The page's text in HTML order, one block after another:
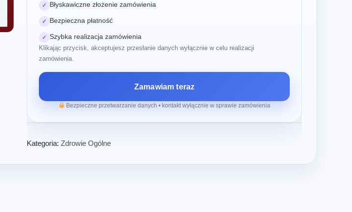
✓ Błyskawiczne złożenie zamówienia
✓ Bezpieczna płatność
✓ Szybka realizacja zamówienia
Klikając przycisk, akceptujesz przesłanie danych wyłącznie w celu realizacji
zamówienia.
Zamawiam teraz
Bezpieczne przetwarzanie danych • kontakt wyłącznie w sprawie zamówienia
Kategoria:Zdrowie Ogólne